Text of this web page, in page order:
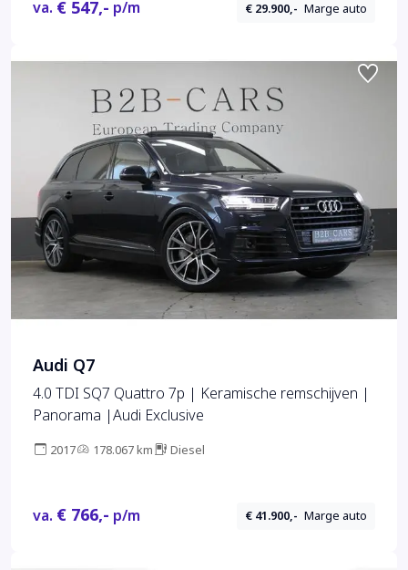
va. € 547,- p/m € 29.900,- Marge auto
Audi Q7
4.0 TDI SQ7 Quattro 7p | Keramische remschijven |
Panorama |Audi Exclusive
2017 178.067 km Diesel
va. € 766,- p/m € 41.900,- Marge auto